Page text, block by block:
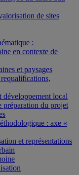
de sites
:
en contexte de
et paysages
local
préparation du projet
: axe «
et représentations